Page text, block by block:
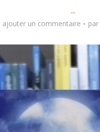
...
ajouter un commentaire par